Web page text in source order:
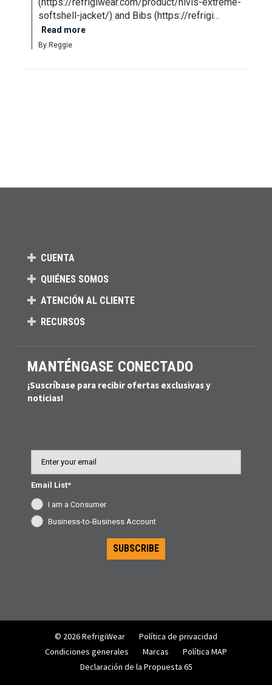
softshell-jacket/) and Bibs (https://refrigi...
Read more
By Reggie
CUENTA
QUIÉNES SOMOS
ATENCIÓN AL CLIENTE
RECURSOS
MANTÉNGASE CONECTADO
¡Suscríbase para recibir ofertas exclusivas y
noticias!
Email List*
I am a Consumer
Business-to-Business Account
SUBSCRIBE
© 2026 RefrigiWear
Política de privacidad
Condiciones generales
Marcas
Política MAP
Declaración de la Propuesta 65